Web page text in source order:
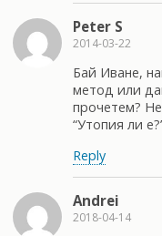
Peter S
2014-03-22
Бай Иване,
метод или
прочетем?
“Утопия ли
Reply
Andrei
2018-04-14